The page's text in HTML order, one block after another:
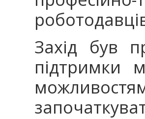
Захід був
підтримки